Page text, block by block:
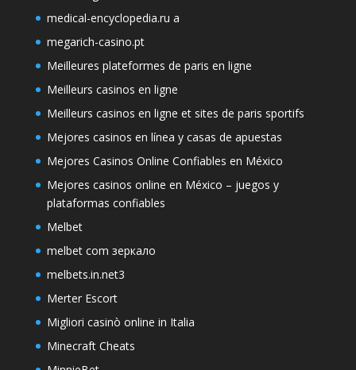
medical-encyclopedia.ru a
megarich-casino.pt
Meilleures plateformes de paris en ligne
Meilleurs casinos en ligne
Meilleurs casinos en ligne et sites de paris sportifs
Mejores casinos en línea y casas de apuestas
Mejores Casinos Online Confiables en México
Mejores casinos online en México – juegos y
plataformas confiables
Melbet
melbet com зеркало
melbets.in.net3
Merter Escort
Migliori casinò online in Italia
Minecraft Cheats